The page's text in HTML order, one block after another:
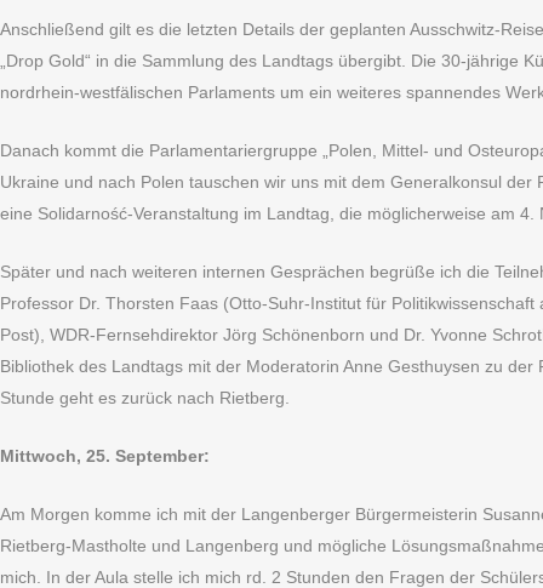
Anschließend gilt es die letzten Details der geplanten Ausschwitz-
„Drop Gold“ in die Sammlung des Landtags übergibt. Die 30-jährige
nordrhein-westfälischen Parlaments um ein weiteres spannendes
Danach kommt die Parlamentariergruppe „Polen, Mittel- und
Ukraine und nach Polen tauschen wir uns mit dem Generalkonsul
eine Solidarność-Veranstaltung im Landtag, die möglicherweise am
Später und nach weiteren internen Gesprächen begrüße ich die
Professor Dr. Thorsten Faas (Otto-Suhr-Institut für
Post), WDR-Fernsehdirektor Jörg Schönenborn und Dr. Yvonne
Bibliothek des Landtags mit der Moderatorin Anne Gesthuysen zu
Stunde geht es zurück nach Rietberg.
Mittwoch, 25. September:
Am Morgen komme ich mit der Langenberger Bürgermeisterin
Rietberg-Mastholte und Langenberg und mögliche
mich. In der Aula stelle ich mich rd. 2 Stunden den Fragen der